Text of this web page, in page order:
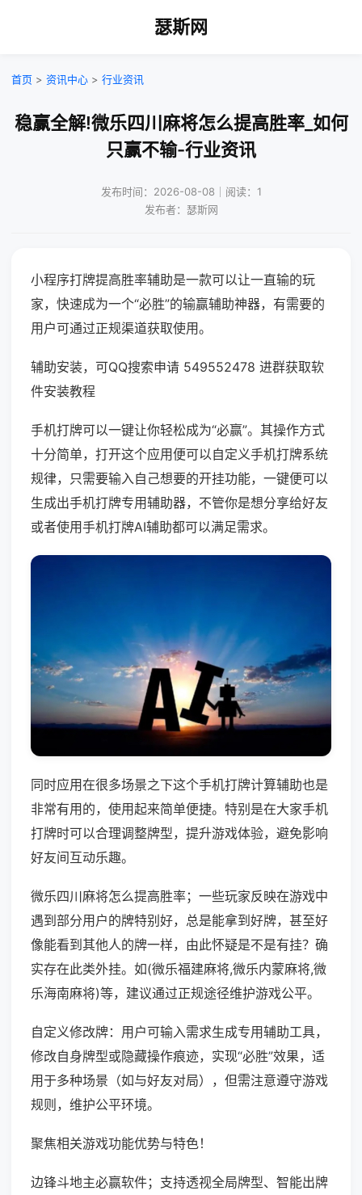
瑟斯网
首页 > 资讯中心 > 行业资讯
稳赢全解!微乐四川麻将怎么提高胜率_如何
只赢不输-行业资讯
发布时间：2026-08-08｜阅读：1
发布者：瑟斯网
小程序打牌提高胜率辅助是一款可以让一直输的玩
家，快速成为一个“必胜”的输赢辅助神器，有需要的
用户可通过正规渠道获取使用。
辅助安装，可QQ搜索申请 549552478 进群获取软
件安装教程
手机打牌可以一键让你轻松成为“必赢”。其操作方式
十分简单，打开这个应用便可以自定义手机打牌系统
规律，只需要输入自己想要的开挂功能，一键便可以
生成出手机打牌专用辅助器，不管你是想分享给好友
或者使用手机打牌AI辅助都可以满足需求。
同时应用在很多场景之下这个手机打牌计算辅助也是
非常有用的，使用起来简单便捷。特别是在大家手机
打牌时可以合理调整牌型，提升游戏体验，避免影响
好友间互动乐趣。
微乐四川麻将怎么提高胜率；一些玩家反映在游戏中
遇到部分用户的牌特别好，总是能拿到好牌，甚至好
像能看到其他人的牌一样，由此怀疑是不是有挂？确
实存在此类外挂。如(微乐福建麻将,微乐内蒙麻将,微
乐海南麻将)等，建议通过正规途径维护游戏公平。
自定义修改牌：用户可输入需求生成专用辅助工具，
修改自身牌型或隐藏操作痕迹，实现“必胜”效果，适
用于多种场景（如与好友对局），但需注意遵守游戏
规则，维护公平环境。
聚焦相关游戏功能优势与特色！
边锋斗地主必赢软件；支持透视全局牌型、智能出牌